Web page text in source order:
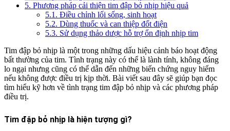
5. Phương pháp cải thiện tim đập bỏ nhịp hiệu quả
5.1. Điều chỉnh lối sống, sinh hoạt
5.2. Dùng thuốc và can thiệp đốt điện
5.3. Sử dụng thảo dược hỗ trợ ổn định nhịp tim
Tim đập bỏ nhịp là một trong những dấu hiệu cảnh báo hoạt động
bất thường của tim. Tình trạng này có thể là lành tính, không đáng
lo ngại nhưng cũng có thể dẫn đến những biến chứng nguy hiểm
nếu không được điều trị kịp thời. Bài viết sau đây sẽ giúp bạn đọc
tìm hiểu kỹ hơn về tình trạng tim đập bỏ nhịp và các phương pháp
điều trị.
Tim đập bỏ nhịp là hiện tượng gì?